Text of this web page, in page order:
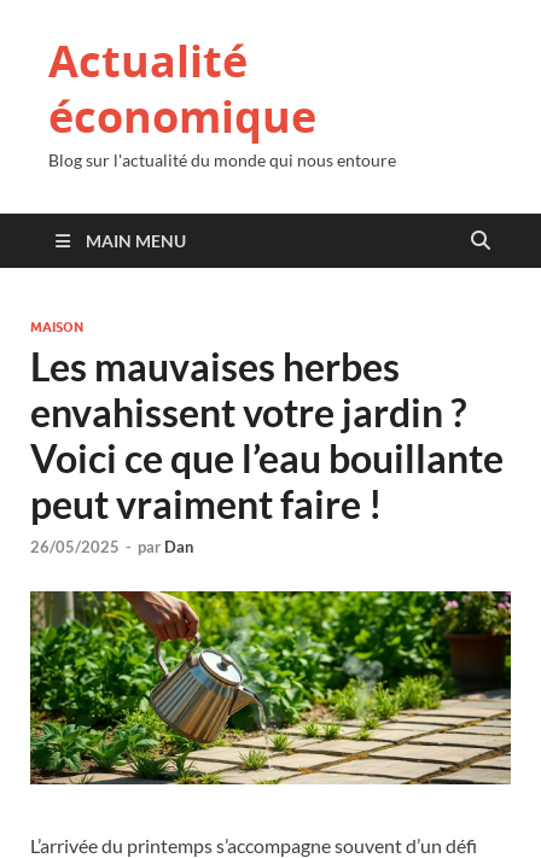
Actualité
économique
Blog sur l'actualité du monde qui nous entoure
MAIN MENU
MAISON
Les mauvaises herbes
envahissent votre jardin ?
Voici ce que l’eau bouillante
peut vraiment faire !
26/05/2025 - par Dan
L’arrivée du printemps s’accompagne souvent d’un défi